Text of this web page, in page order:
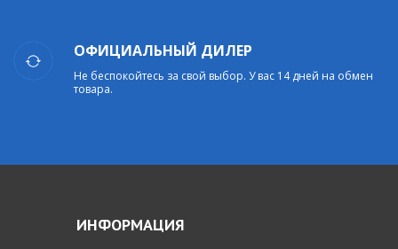
ОФИЦИАЛЬНЫЙ ДИЛЕР
Не беспокойтесь за свой выбор. У вас 14 дней на обмен
товара.
ИНФОРМАЦИЯ